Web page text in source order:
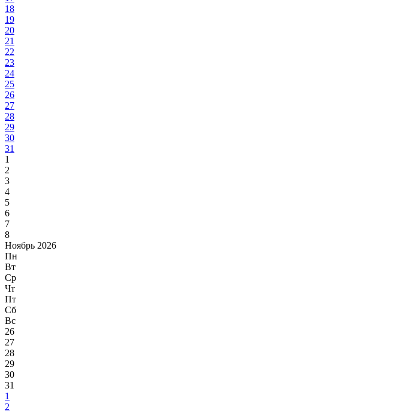
18
19
20
21
22
23
24
25
26
27
28
29
30
31
1
2
3
4
5
6
7
8
Ноябрь 2026
Пн
Вт
Ср
Чт
Пт
Сб
Вс
26
27
28
29
30
31
1
2